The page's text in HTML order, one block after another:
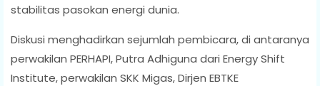
stabilitas pasokan energi dunia.
Diskusi menghadirkan sejumlah pembicara, di antaranya
perwakilan PERHAPI, Putra Adhiguna dari Energy Shift
Institute, perwakilan SKK Migas, Dirjen EBTKE